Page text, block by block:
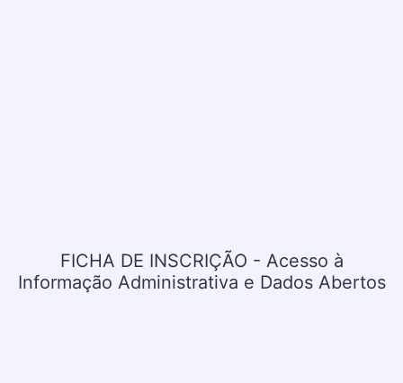
FICHA DE INSCRIÇÃO - Acesso à
Informação Administrativa e Dados Abertos